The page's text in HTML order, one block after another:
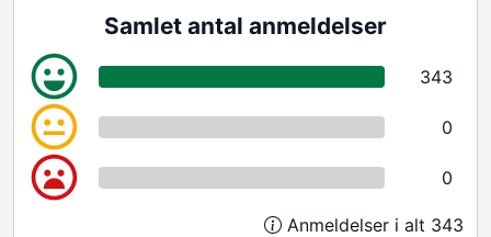
Samlet antal anmeldelser
343
0
0
Anmeldelser i alt 343